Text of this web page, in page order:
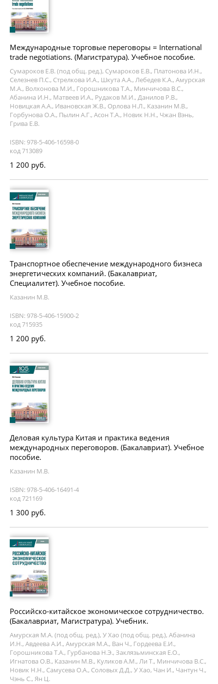
Международные торговые переговоры = International
trade negotiations. (Магистратура). Учебное пособие.
Сумароков Е.В. (под общ. ред.), Сумароков Е.В., Платонова И.Н.,
Селезнев П.С., Стрелкова И.А., Шкута А.А., Лебедев К.А., Амурская
М.А., Волхонова М.И., Горошникова Т.А., Минчичова В.С.,
Абанина И.Н., Матвеев И.А., Рудаков М.И., Данилов Р.В.,
Новицкая А.А., Ивановская Ж.В., Орлова Н.Л., Казанин М.В.,
Горбунова О.А., Пылин А.Г., Асон Т.А., Новик Н.Н., Чжан Вэнь,
Грива Е.В.
ISBN: 978-5-406-16598-0
код 713089
1 200 руб.
Транспортное обеспечение международного бизнеса
энергетических компаний. (Бакалавриат,
Специалитет). Учебное пособие.
Казанин М.В.
ISBN: 978-5-406-15900-2
код 715935
1 200 руб.
Деловая культура Китая и практика ведения
международных переговоров. (Бакалавриат). Учебное
пособие.
Казанин М.В.
ISBN: 978-5-406-16491-4
код 721169
1 300 руб.
Российско-китайское экономическое сотрудничество.
(Бакалавриат, Магистратура). Учебник.
Амурская М.А. (под общ. ред.), У Хао (под общ. ред.), Абанина
И.Н., Авдеева А.И., Амурская М.А., Ван Ч., Гордеева Е.И.,
Горошникова Т.А., Гурбанова Н.Э., Заклязьминская Е.О.,
Игнатова О.В., Казанин М.В., Куликов А.М., Ли Т., Минчичова В.С.,
Новик Н.Н., Самусева О.А., Соловых Д.Д., У Хао, Чан И., Чантун Ч.,
Чэнь С., Ян Ц.